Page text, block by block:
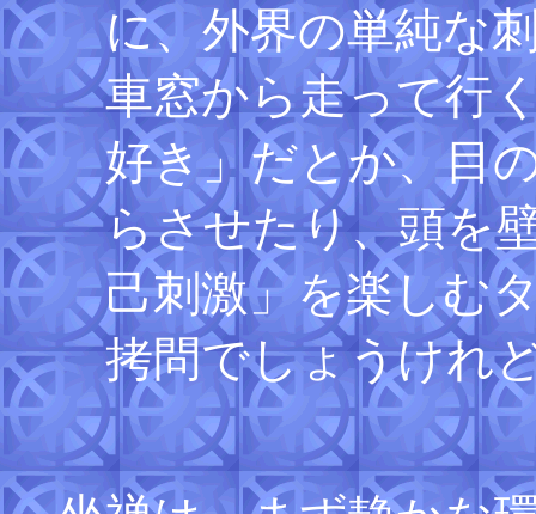
に、外界の単純な
車窓から走って行
好き」だとか、目
らさせたり、頭を
己刺激」を楽しむ
拷問でしょうけれ